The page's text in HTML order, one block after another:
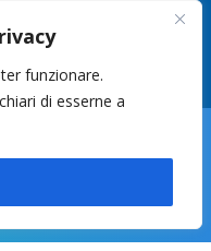
funzionare.
di esserne a
17